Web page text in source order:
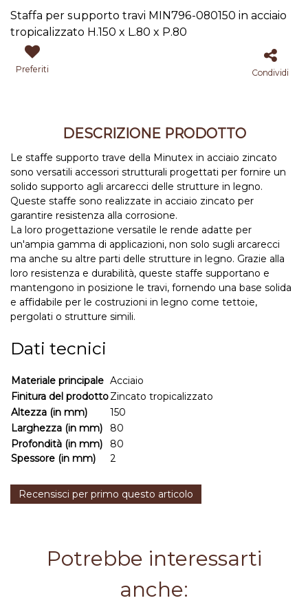
Staffa per supporto travi MIN796-080150 in acciaio
tropicalizzato H.150 x L.80 x P.80
Preferiti Condividi
DESCRIZIONE PRODOTTO
Le staffe supporto trave della Minutex in acciaio zincato
sono versatili accessori strutturali progettati per fornire un
solido supporto agli arcarecci delle strutture in legno.
Queste staffe sono realizzate in acciaio zincato per
garantire resistenza alla corrosione.
La loro progettazione versatile le rende adatte per
un'ampia gamma di applicazioni, non solo sugli arcarecci
ma anche su altre parti delle strutture in legno. Grazie alla
loro resistenza e durabilità, queste staffe supportano e
mantengono in posizione le travi, fornendo una base solida
e affidabile per le costruzioni in legno come tettoie,
pergolati o strutture simili.
Dati tecnici
Materiale principale Acciaio
Finitura del prodottoZincato tropicalizzato
Altezza (in mm)
150
Larghezza (in mm)
80
Profondità (in mm)
Spessore (in mm)
80
2
Recensisci per primo questo articolo
Potrebbe interessarti
anche: